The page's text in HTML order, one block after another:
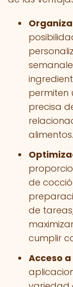
permiten
precisa
alimentos.
de
de
cumplir
Acceso